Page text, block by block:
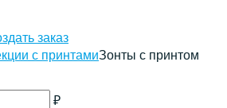
заказ
с принтамиЗонты с принтом
₽